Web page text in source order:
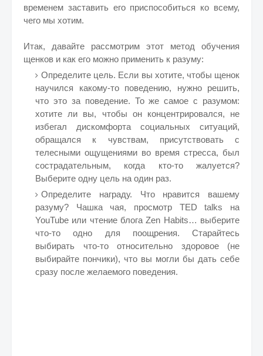
временем заставить его приспособиться ко всему,
чего мы хотим.
Итак, давайте рассмотрим этот метод обучения
щенков и как его можно применить к разуму:
Определите цель. Если вы хотите, чтобы щенок
научился какому-то поведению, нужно решить,
что это за поведение. То же самое с разумом:
хотите ли вы, чтобы он концентрировался, не
избегал дискомфорта социальных ситуаций,
обращался к чувствам, присутствовать с
телесными ощущениями во время стресса, был
сострадательным, когда кто-то жалуется?
Выберите одну цель на один раз.
Определите награду. Что нравится вашему
разуму? Чашка чая, просмотр TED talks на
YouTube или чтение блога Zen Habits… выберите
что-то одно для поощрения. Старайтесь
выбирать что-то относительно здоровое (не
выбирайте пончики), что вы могли бы дать себе
сразу после желаемого поведения.